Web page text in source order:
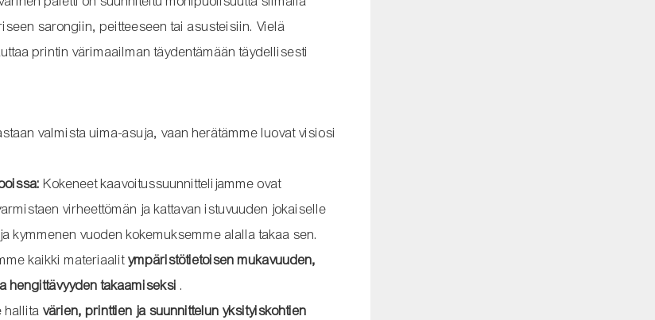
sarongiin, peitteeseen tai asusteisiin. Vielä
printin värimaailman täydentämään täydellisesti
​​valmista uima-asuja, vaan herätämme luovat visiosi
Kokeneet kaavoitussuunnittelijamme ovat
virheettömän ja kattavan istuvuuden jokaiselle
kymmenen vuoden kokemuksemme alalla takaa sen.
kaikki materiaalitympäristötietoisen mukavuuden,
hengittävyyden takaamiseksi .
hallitavärien, printtien ja suunnittelun yksityiskohtien